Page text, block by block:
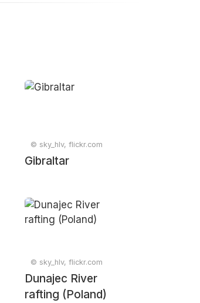
© sky_hlv, flickr.com
Gibraltar
© sky_hlv, flickr.com
Dunajec River
rafting (Poland)